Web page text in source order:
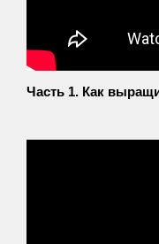
Часть 1. Как